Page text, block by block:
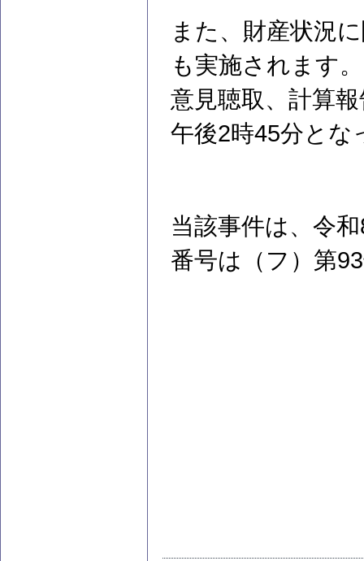
また、財産状況
も実施されます
意見聴取、計算
午後2時45分とな
当該事件は、令
番号は（フ）第